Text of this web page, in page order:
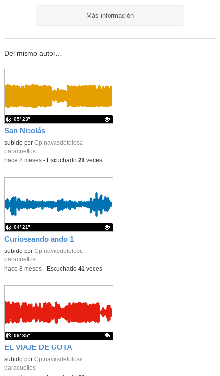
Más información
Del mismo autor…
San Nicolás
Contenido educativo.
subido por Cp navasdetolosa
paracuellos
05′ 23″
-hace 8 meses- Escuchado 28veces
Curioseando ando 1
Contenido educativo.
subido por Cp navasdetolosa
paracuellos
04′ 21″
-hace 8 meses- Escuchado 41veces
EL VIAJE DE GOTA
Contenido educativo.
subido por Cp navasdetolosa
paracuellos
09′ 35″